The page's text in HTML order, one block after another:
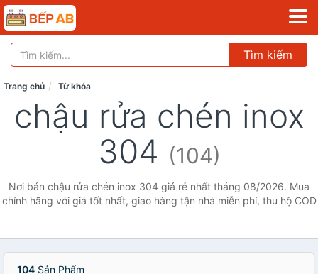
Tìm kiếm
Trang chủ Từ khóa
chậu rửa chén inox
304 (104)
Nơi bán chậu rửa chén inox 304 giá rẻ nhất tháng 08/2026. Mua
chính hãng với giá tốt nhất, giao hàng tận nhà miễn phí, thu hộ COD
104 Sản Phẩm